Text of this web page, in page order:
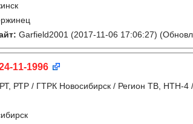
Garfield2001 (2017-11-06 17:06:27)
11-1996
РТР / ГТРК Новосибирск / Регион ТВ, НТН-